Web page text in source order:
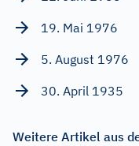
19. Mai 1976
5. August 1976
30. April 1935
Weitere Artikel aus